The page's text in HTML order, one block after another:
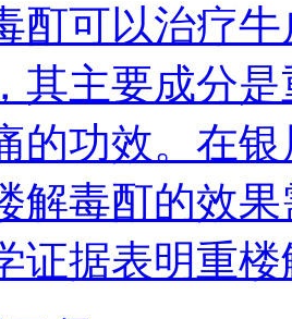
酊可以治疗
其主要成分
的功效。在
解毒酊的效
证据表明重楼